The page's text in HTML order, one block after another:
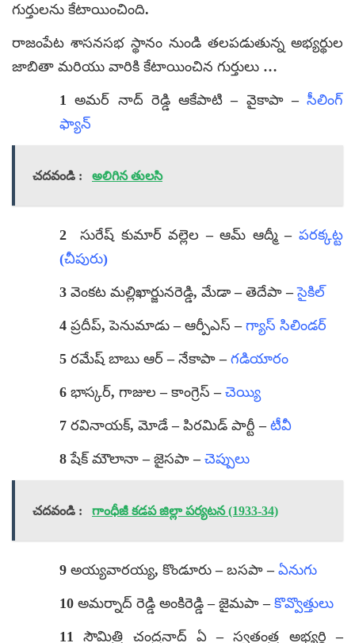
గుర్తులను కేటాయించింది.
రాజంపేట శాసనసభ స్థానం నుండి తలపడుతున్న అభ్యర్థుల
జాబితా మరియు వారికి కేటాయించిన గుర్తులు …
1 అమర్ నాద్ రెడ్డి ఆకేపాటి – వైకాపా – సీలింగ్
ఫ్యాన్
చదవండి : అలిగిన తులసి
2 సురేష్ కుమార్ వల్లెల – ఆమ్ ఆద్మీ – పరక్కట్ట
(చీపురు)
3 వెంకట మల్లిఖార్జునరెడ్డి, మేడా – తెదేపా –సైకిల్
4 ప్రదీప్, పెనుమాడు – ఆర్పీఎస్ – గ్యాస్ సిలిండర్
5 రమేష్ బాబు ఆర్ – నేకాపా – గడియారం
6 భాస్కర్, గాజుల – కాంగ్రెస్ – చెయ్యి
7 రవినాయక్, మోడే – పిరమిడ్ పార్టీ – టీవీ
8 షేక్ మౌలానా – జైసపా – చెప్పులు
చదవండి : గాంధీజీ కడప జిల్లా పర్యటన (1933-34)
9 అయ్యవారయ్య, కొండూరు – బసపా – ఏనుగు
10 అమర్నాద్ రెడ్డి అంకిరెడ్డి – జైమపా – కొవ్వొత్తులు
11 సౌమిత్రి చంద్రనాద్ ఏ – స్వతంత్ర అభ్యర్థి –